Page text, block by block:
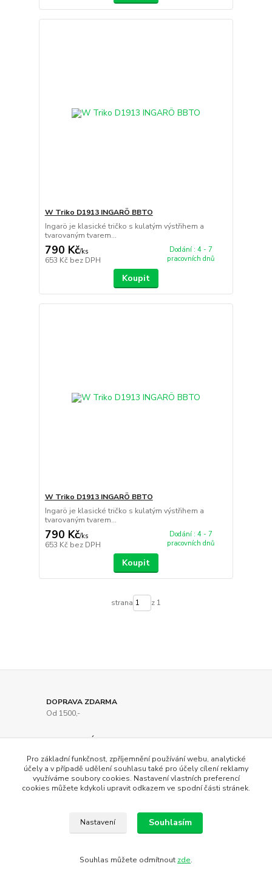
W Triko D1913 INGARÖ BBTO
Ingarö je klasické tričko s kulatým výstřihem a
tvarovaným tvarem...
790 Kč/ks
653 Kč bez DPH
Dodání : 4 - 7
pracovních dnů
Koupit
W Triko D1913 INGARÖ BBTO
Ingarö je klasické tričko s kulatým výstřihem a
tvarovaným tvarem...
790 Kč/ks
653 Kč bez DPH
Dodání : 4 - 7
pracovních dnů
Koupit
strana z 1
DOPRAVA ZDARMA
Od 1500,-
SPECIALISTÉ
LIKVIDACE SKLADU
Slevy až 80%
Pro základní funkčnost, zpříjemnění používání webu, analytické
účely a v případě udělení souhlasu také pro účely cílení reklamy
využíváme soubory cookies. Nastavení vlastních preferencí
cookies můžete kdykoli upravit odkazem ve spodní části stránek.
Nastavení Souhlasím
Souhlas můžete odmítnout zde.